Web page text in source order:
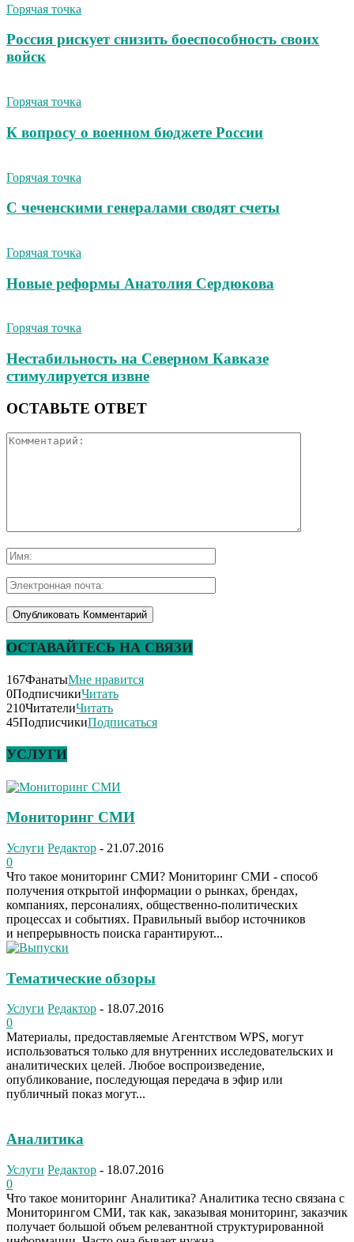
Горячая точка
Россия рискует снизить боеспособность своих
войск
Горячая точка
К вопросу о военном бюджете России
Горячая точка
С чеченскими генералами сводят счеты
Горячая точка
Новые реформы Анатолия Сердюкова
Горячая точка
Нестабильность на Северном Кавказе
стимулируется извне
ОСТАВЬТЕ ОТВЕТ
ОСТАВАЙТЕСЬ НА СВЯЗИ
167ФанатыМне нравится
0ПодписчикиЧитать
210ЧитателиЧитать
45ПодписчикиПодписаться
УСЛУГИ
Мониторинг СМИ
Услуги Редактор - 21.07.2016
0
Что такое мониторинг СМИ? Мониторинг СМИ - способ
получения открытой информации о рынках, брендах,
компаниях, персоналиях, общественно-политических
процессах и событиях. Правильный выбор источников
и непрерывность поиска гарантируют...
Тематические обзоры
Услуги Редактор - 18.07.2016
0
Материалы, предоставляемые Агентством WPS, могут
использоваться только для внутренних исследовательских и
аналитических целей. Любое воспроизведение,
опубликование, последующая передача в эфир или
публичный показ могут...
Аналитика
Услуги Редактор - 18.07.2016
0
Что такое мониторинг Аналитика? Аналитика тесно связана с
Мониторингом СМИ, так как, заказывая мониторинг, заказчик
получает большой объем релевантной структурированной